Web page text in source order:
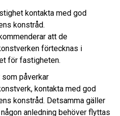
kontakta med god
konstråd.
att de
förtecknas i
för fastigheten.
påverkar
kontakta med god
konstråd. Detsamma gäller
anledning behöver flyttas